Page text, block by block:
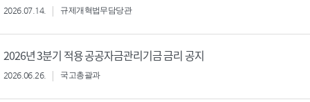
2026.07.14. 규제개혁법무담당관
2026년 3분기 적용 공공자금관리기금 금리 공지
2026.06.26. 국고총괄과